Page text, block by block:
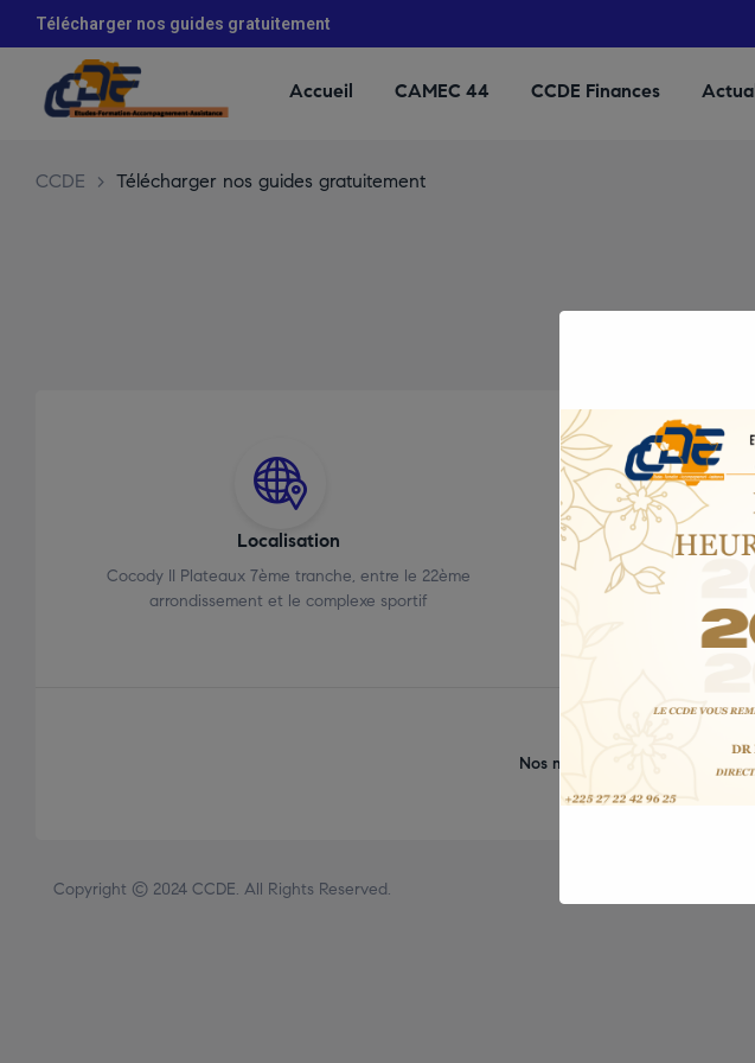
Télécharger nos guides gratuitement
Accueil CAMEC 44 CCDE Finances
CCDE > Télécharger nos guides gratuitement
Localisation
Cocody II Plateaux 7ème tranche, entre le 22ème
arrondissement et le complexe sportif
+225
Nos méthodes de paiement :
Copyright © 2024 CCDE. All Rights Reserved.
modal-check